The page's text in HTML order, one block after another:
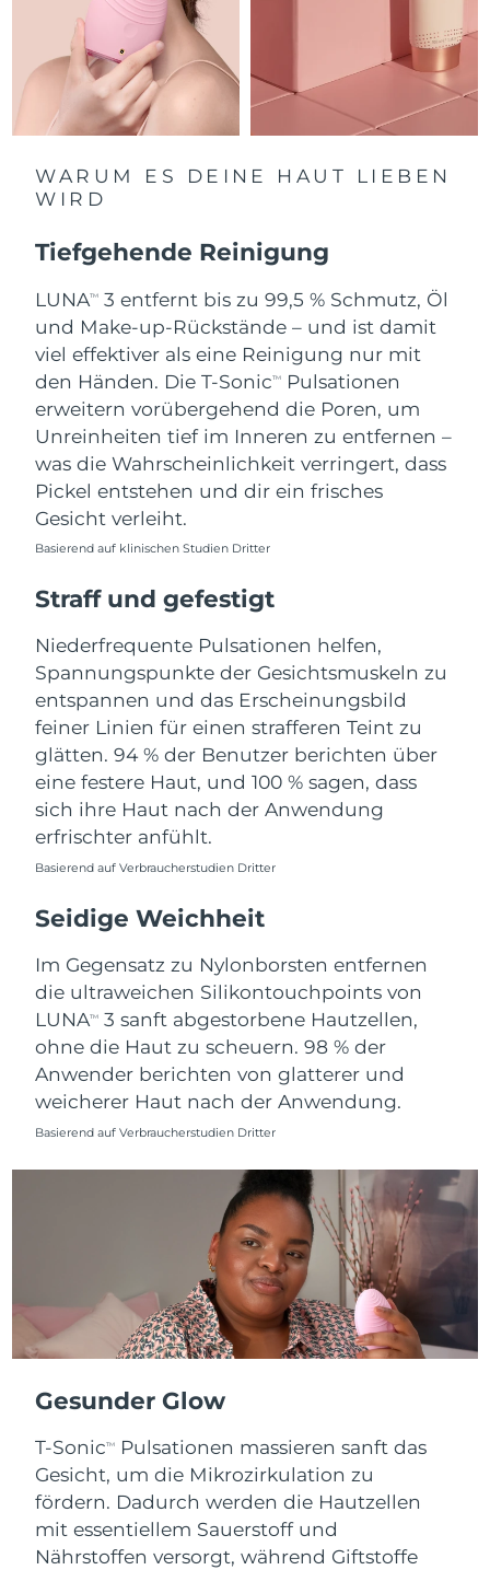
WARUM ES DEINE HAUT LIEBEN
WIRD
Tiefgehende Reinigung
LUNATM
3 entfernt bis zu 99,5 % Schmutz, Öl
und Make-up-Rückstände – und ist damit
viel effektiver als eine Reinigung nur mit
den Händen. Die T-SonicTM
Pulsationen
erweitern vorübergehend die Poren, um
Unreinheiten tief im Inneren zu entfernen –
was die Wahrscheinlichkeit verringert, dass
Pickel entstehen und dir ein frisches
Gesicht verleiht.
Basierend auf klinischen Studien Dritter
Straff und gefestigt
Niederfrequente Pulsationen helfen,
Spannungspunkte der Gesichtsmuskeln zu
entspannen und das Erscheinungsbild
feiner Linien für einen strafferen Teint zu
glätten. 94 % der Benutzer berichten über
eine festere Haut, und 100 % sagen, dass
sich ihre Haut nach der Anwendung
erfrischter anfühlt.
Basierend auf Verbraucherstudien Dritter
Seidige Weichheit
Im Gegensatz zu Nylonborsten entfernen
die ultraweichen Silikontouchpoints von
LUNATM
3 sanft abgestorbene Hautzellen,
ohne die Haut zu scheuern. 98 % der
Anwender berichten von glatterer und
weicherer Haut nach der Anwendung.
Basierend auf Verbraucherstudien Dritter
Gesunder Glow
T-SonicTM
Pulsationen massieren sanft das
Gesicht, um die Mikrozirkulation zu
fördern. Dadurch werden die Hautzellen
mit essentiellem Sauerstoff und
Nährstoffen versorgt, während Giftstoffe
Saudi-Arabien 8/8/26
Singapur Erwartete Lieferung 8/9/26
Slowakei Erwartete Lieferung8/7/26
Slowenien
Südafrika Erwartete Lieferung
Südkorea Erwartete Lieferung 8/9/26
Spanien Erwartete Lieferung 8/7/26
Schweden
Schweiz Erwartete Lieferung8/7/26
Taiwan Erwartete Lieferung
Thailand Erwartete Lieferung
Türkei Erwartete Lieferung
Vereinigte Arabische
Emirate
Erwartete Lieferung
Vereinigtes
Königreich
Erwartete Lieferung8/7/26
Vereinigte Staaten Erwartete Lieferung
Vietnam